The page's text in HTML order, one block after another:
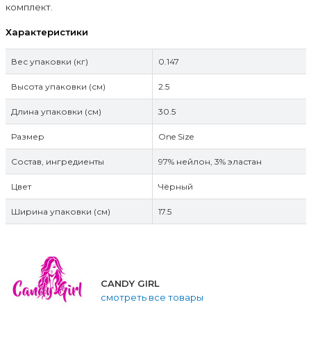
комплект.
Характеристики
Вес упаковки (кг) 0.147
Высота упаковки (см) 2.5
Длина упаковки (см) 30.5
Размер One Size
Состав, ингредиенты 97% нейлон, 3% эластан
Цвет Чёрный
Ширина упаковки (см) 17.5
CANDY GIRL
смотреть все товары